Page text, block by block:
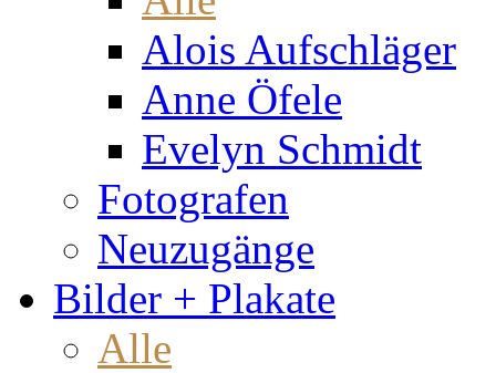
Alois Aufschläger
Anne Öfele
Evelyn Schmidt
Fotografen
Neuzugänge
Bilder + Plakate
Alle